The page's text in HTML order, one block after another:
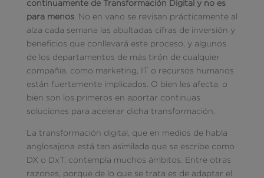
continuamente de Transformación Digital y no es
para menos. No en vano se revisan prácticamente al
alza cada semana las abultadas cifras de inversión y
beneficios que conllevará este proceso, y algunos
de los departamentos de más tirón de cualquier
compañía, como marketing, IT o recursos humanos
están fuertemente implicados. O bien les afecta, o
bien son los primeros en aportar continuas
soluciones para acelerar dicha transformación.
La transformación digital, que en medios de habla
anglosajona está tan asimilada que se escribe como
DX o DxT, contempla muchos ámbitos. Entre otras
razones, porque de lo que se trata es de adaptar el